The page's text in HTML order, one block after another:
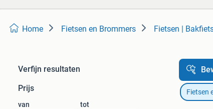
Home Fietsen en Brommers Fietsen |
Verfijn resultaten
Prijs
van tot
Fietsen